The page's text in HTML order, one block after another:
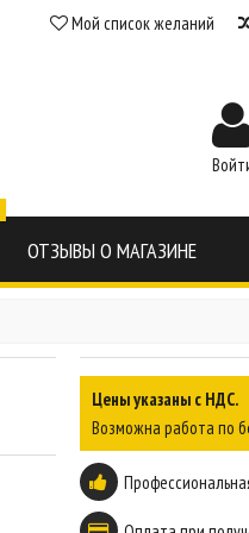
Мой список желаний
ОТЗЫВЫ О МАГАЗИНЕ
Цены указаны с НДС.
Возможна работа по